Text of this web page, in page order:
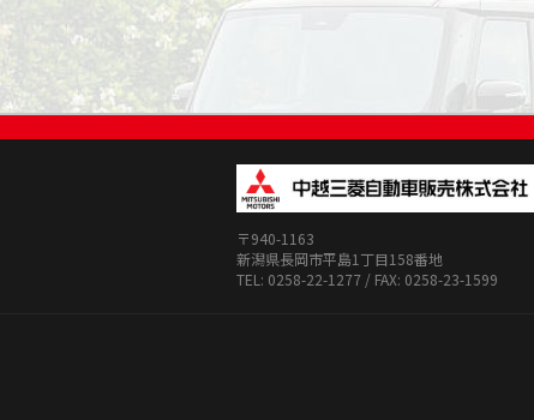
〒940-1163
新潟県長岡市平島1丁目158番地
TEL: 0258-22-1277 / FAX: 0258-23-1599